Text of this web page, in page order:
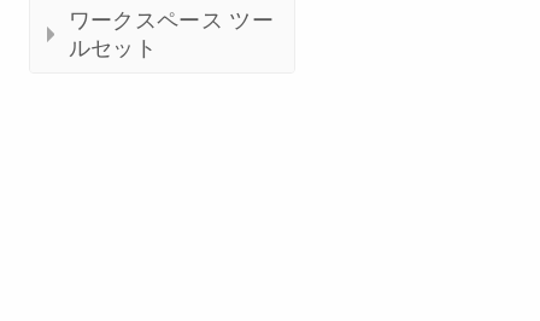
ワークスペース ツー
ルセット